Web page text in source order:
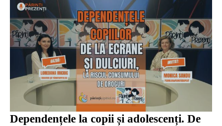
Dependențele la copii și adolescenți. De